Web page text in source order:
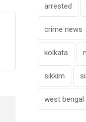
arrested
crime news
kolkata
sikkim
west bengal